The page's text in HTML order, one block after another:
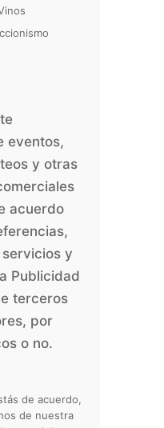
eventos,
y otras
acuerdo
y
Publicidad
terceros
por
o no.
de acuerdo,
de nuestra